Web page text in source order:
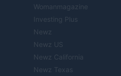
Womanmagazine
Investing Plus
Newz
Newz US
Newz California
Newz Texas